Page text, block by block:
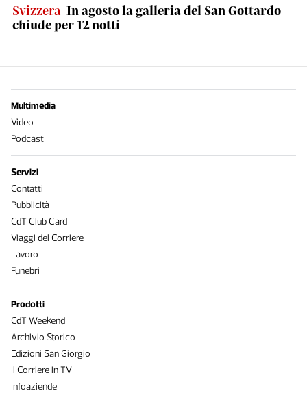
Svizzera In agosto la galleria del San Gottardo
chiude per 12 notti
Multimedia
Video
Podcast
Servizi
Contatti
Pubblicità
CdT Club Card
Viaggi del Corriere
Lavoro
Funebri
Prodotti
CdT Weekend
Archivio Storico
Edizioni San Giorgio
Il Corriere in TV
Infoaziende